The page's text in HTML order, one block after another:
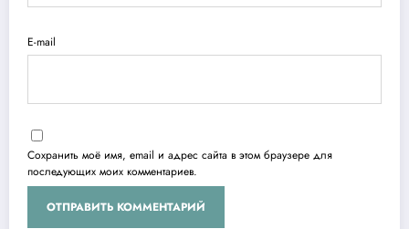
E-mail
Сохранить моё имя, email и адрес сайта в этом браузере для
последующих моих комментариев.